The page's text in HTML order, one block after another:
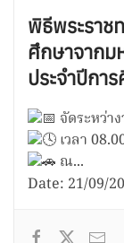
พิธีพระราช
ศึกษาจากม
ประจำปีกา
จัดระหว่า
เวลา
ณ...
Date: 21/09/